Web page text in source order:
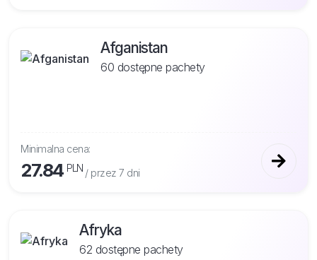
Afganistan
60 dostępne pachety
Minimalna cena:
27.84 PLN/ przez 7 dni
Afryka
62 dostępne pachety